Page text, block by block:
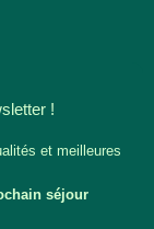
!
et meilleures
séjour